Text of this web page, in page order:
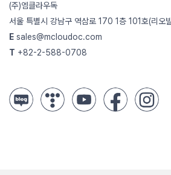
(주)엠클라우독
서울 특별시 강남구 역삼로 170 1층 101호(리오
E sales@mcloudoc.com
T +82-2-588-0708